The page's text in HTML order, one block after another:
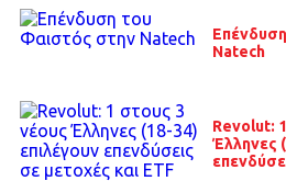
Natech
Revolut:
Έλληνες